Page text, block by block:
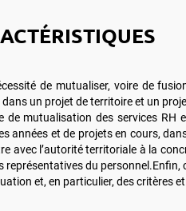
de mutualiser, voire de
un projet de territoire et un
mutualisation des services RH
années et de projets en cours,
avec l’autorité territoriale à la
du
et, en particulier, des critères